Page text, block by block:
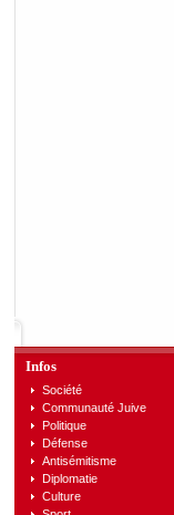
Infos
Société
Communauté Juive
Politique
Défense
Antisémitisme
Diplomatie
Culture